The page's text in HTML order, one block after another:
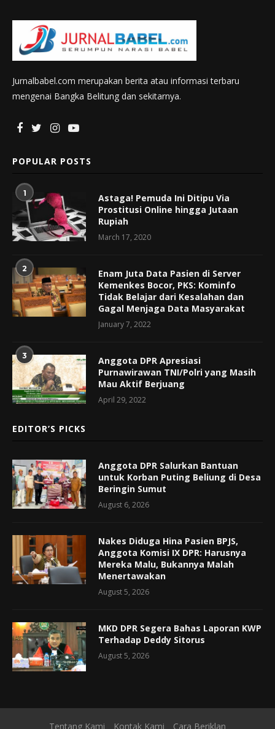
Jurnalbabel.com merupakan berita atau informasi terbaru
mengenai Bangka Belitung dan sekitarnya.
POPULAR POSTS
1
Astaga! Pemuda Ini Ditipu Via
Prostitusi Online hingga Jutaan
Rupiah
March 17, 2020
2
Enam Juta Data Pasien di Server
Kemenkes Bocor, PKS: Kominfo
Tidak Belajar dari Kesalahan dan
Gagal Menjaga Data Masyarakat
January 7, 2022
3
Anggota DPR Apresiasi
Purnawirawan TNI/Polri yang Masih
Mau Aktif Berjuang
April 29, 2022
EDITOR’S PICKS
Anggota DPR Salurkan Bantuan
untuk Korban Puting Beliung di Desa
Beringin Sumut
August 6, 2026
Nakes Diduga Hina Pasien BPJS,
Anggota Komisi IX DPR: Harusnya
Mereka Malu, Bukannya Malah
Menertawakan
August 5, 2026
MKD DPR Segera Bahas Laporan KWP
Terhadap Deddy Sitorus
August 5, 2026
Tentang Kami Kontak Kami Cara Beriklan